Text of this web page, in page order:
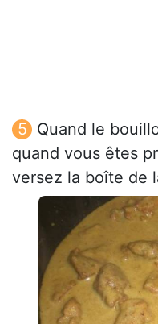
Quand le
quand vous êtes
versez la boîte de